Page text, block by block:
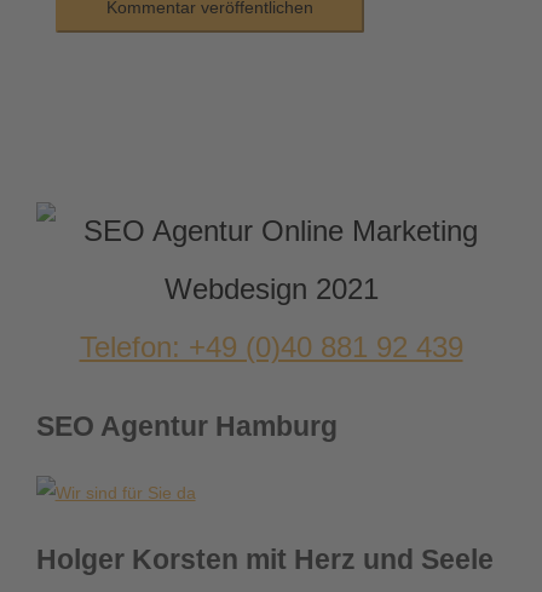
Telefon: +49 (0)40 881 92 439
SEO Agentur Hamburg
Holger Korsten mit Herz und Seele